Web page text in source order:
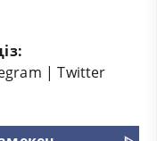
|Twitter